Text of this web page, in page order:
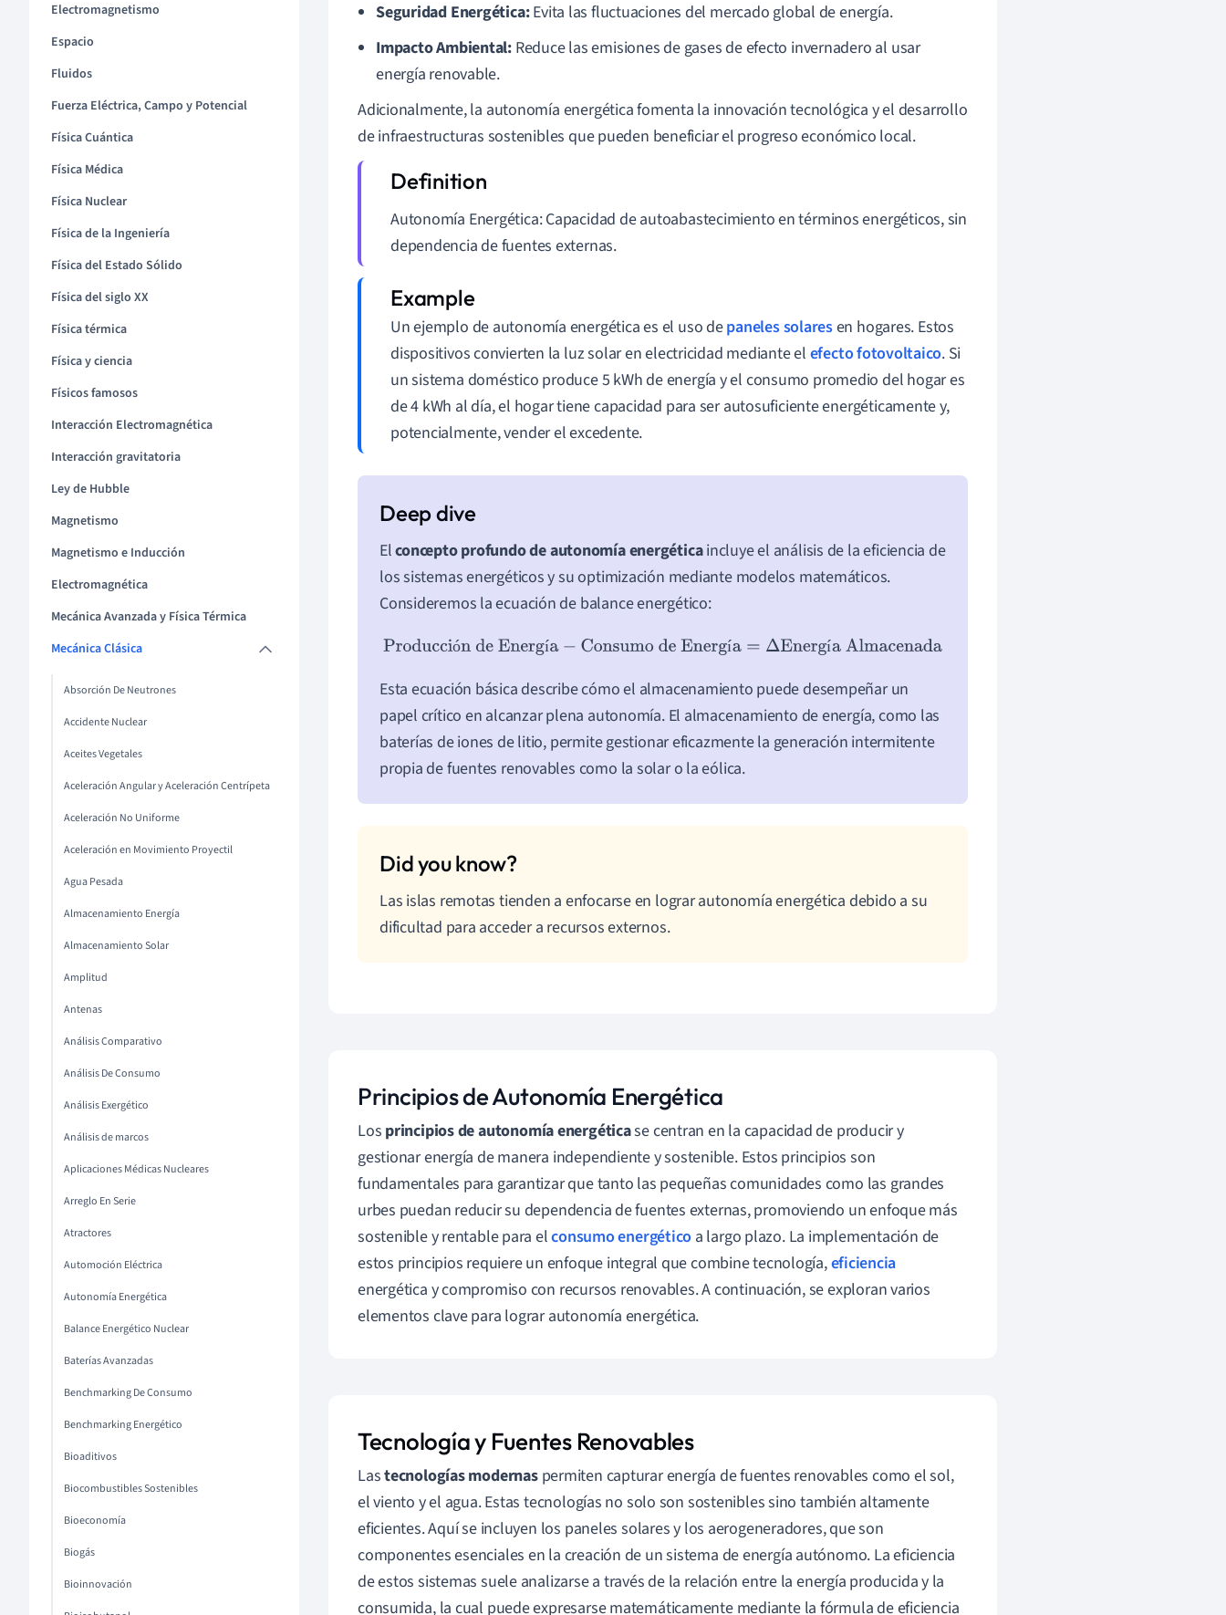
Electromagnetismo
Espacio
Fluidos
Fuerza Eléctrica, Campo y Potencial
Física Cuántica
Física Médica
Física Nuclear
Física de la Ingeniería
Física del Estado Sólido
Física del siglo XX
Física térmica
Física y ciencia
Físicos famosos
Interacción Electromagnética
Interacción gravitatoria
Ley de Hubble
Magnetismo
Magnetismo e Inducción
Electromagnética
Mecánica Avanzada y Física Térmica
Mecánica Clásica
Absorción De Neutrones
Accidente Nuclear
Aceites Vegetales
Aceleración Angular y Aceleración Centrípeta
Aceleración No Uniforme
Aceleración en Movimiento Proyectil
Agua Pesada
Almacenamiento Energía
Almacenamiento Solar
Amplitud
Antenas
Análisis Comparativo
Análisis De Consumo
Análisis Exergético
Análisis de marcos
Aplicaciones Médicas Nucleares
Arreglo En Serie
Atractores
Automoción Eléctrica
Autonomía Energética
Balance Energético Nuclear
Baterías Avanzadas
Benchmarking De Consumo
Benchmarking Energético
Bioaditivos
Biocombustibles Sostenibles
Bioeconomía
Biogás
Bioinnovación
Seguridad Energética:Evita las fluctuaciones del mercado global de energía.
Impacto Ambiental: Reduce las emisiones de gases de efecto invernadero al usar
energía renovable.
Adicionalmente, la autonomía energética fomenta la innovación tecnológica y el desarrollo
de infraestructuras sostenibles que pueden beneficiar el progreso económico local.
Autonomía Energética: Capacidad de autoabastecimiento en términos energéticos, sin
dependencia de fuentes externas.
Un ejemplo de autonomía energética es el uso depaneles solaresen hogares. Estos
dispositivos convierten la luz solar en electricidad mediante el efecto fotovoltaico. Si
un sistema doméstico produce 5 kWh de energía y el consumo promedio del hogar es
de 4 kWh al día, el hogar tiene capacidad para ser autosuficiente energéticamente y,
potencialmente, vender el excedente.
Elconcepto profundo de autonomía energéticaincluye el análisis de la eficiencia de
los sistemas energéticos y su optimización mediante modelos matemáticos.
Consideremos la ecuación de balance energético:
ó í í í
Producción de Energía−Consumo de Energía= ΔEnergía Almacenada
Esta ecuación básica describe cómo el almacenamiento puede desempeñar un
papel crítico en alcanzar plena autonomía. El almacenamiento de energía, como las
baterías de iones de litio, permite gestionar eficazmente la generación intermitente
propia de fuentes renovables como la solar o la eólica.
Las islas remotas tienden a enfocarse en lograr autonomía energética debido a su
dificultad para acceder a recursos externos.
Principios de Autonomía Energética
Los principios de autonomía energéticase centran en la capacidad de producir y
gestionar energía de manera independiente y sostenible. Estos principios son
fundamentales para garantizar que tanto las pequeñas comunidades como las grandes
urbes puedan reducir su dependencia de fuentes externas, promoviendo un enfoque más
sostenible y rentable para elconsumo energético a largo plazo. La implementación de
estos principios requiere un enfoque integral que combine tecnología,eficiencia
energética y compromiso con recursos renovables. A continuación, se exploran varios
elementos clave para lograr autonomía energética.
Tecnología y Fuentes Renovables
Lastecnologías modernaspermiten capturar energía de fuentes renovables como el sol,
el viento y el agua. Estas tecnologías no solo son sostenibles sino también altamente
eficientes. Aquí se incluyen los paneles solares y los aerogeneradores, que son
componentes esenciales en la creación de un sistema de energía autónomo. La eficiencia
de estos sistemas suele analizarse a través de la relación entre la energía producida y la
consumida, la cual puede expresarse matemáticamente mediante la fórmula de eficiencia